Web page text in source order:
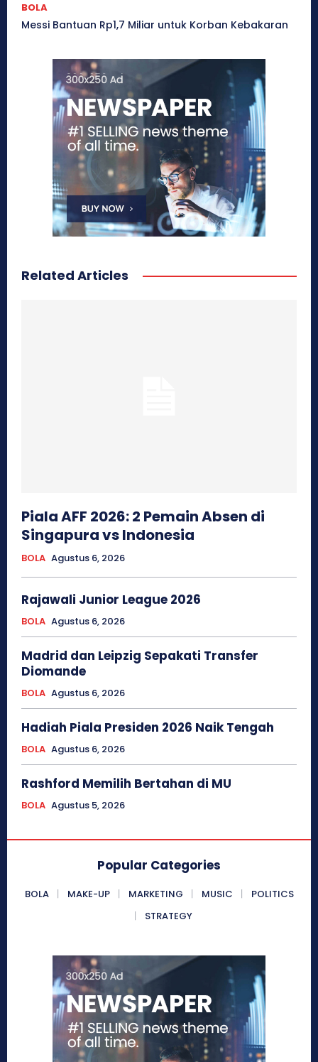
BOLA
Messi Bantuan Rp1,7 Miliar untuk Korban Kebakaran
Related Articles
Piala AFF 2026: 2 Pemain Absen di
Singapura vs Indonesia
BOLA Agustus 6, 2026
Rajawali Junior League 2026
BOLA Agustus 6, 2026
Madrid dan Leipzig Sepakati Transfer
Diomande
BOLA Agustus 6, 2026
Hadiah Piala Presiden 2026 Naik Tengah
BOLA Agustus 6, 2026
Rashford Memilih Bertahan di MU
BOLA Agustus 5, 2026
Popular Categories
BOLA MAKE-UP MARKETING MUSIC
POLITICS
STRATEGY